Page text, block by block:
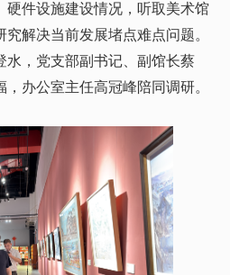
硬件设施建设情况，听取美术馆
解决当前发展堵点难点问题。
水，党支部副书记、副馆长蔡
办公室主任高冠峰陪同调研。